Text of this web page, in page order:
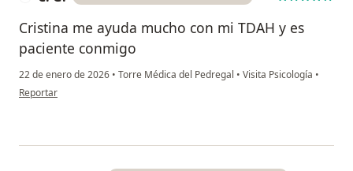
Cristina me ayuda mucho con mi TDAH y es
paciente conmigo
22 de enero de 2026 • Torre Médica del Pedregal • Visita Psicología •
en opinión del usuario C. G.
Reportar